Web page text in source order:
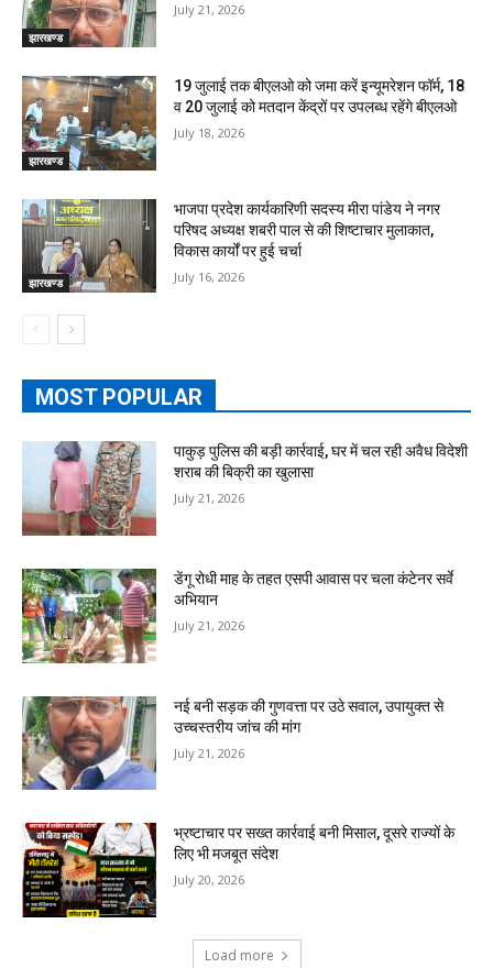
झारखण्ड
July 21, 2026
झारखण्ड
19 जुलाई तक बीएलओ को जमा करें इन्यूमरेशन फॉर्म, 18
व 20 जुलाई को मतदान केंद्रों पर उपलब्ध रहेंगे बीएलओ
July 18, 2026
झारखण्ड
भाजपा प्रदेश कार्यकारिणी सदस्य मीरा पांडेय ने नगर
परिषद अध्यक्ष शबरी पाल से की शिष्टाचार मुलाकात,
विकास कार्यों पर हुई चर्चा
July 16, 2026
MOST POPULAR
पाकुड़ पुलिस की बड़ी कार्रवाई, घर में चल रही अवैध विदेशी
शराब की बिक्री का खुलासा
July 21, 2026
डेंगू रोधी माह के तहत एसपी आवास पर चला कंटेनर सर्वे
अभियान
July 21, 2026
नई बनी सड़क की गुणवत्ता पर उठे सवाल, उपायुक्त से
उच्चस्तरीय जांच की मांग
July 21, 2026
भ्रष्टाचार पर सख्त कार्रवाई बनी मिसाल, दूसरे राज्यों के
लिए भी मजबूत संदेश
July 20, 2026
Load more